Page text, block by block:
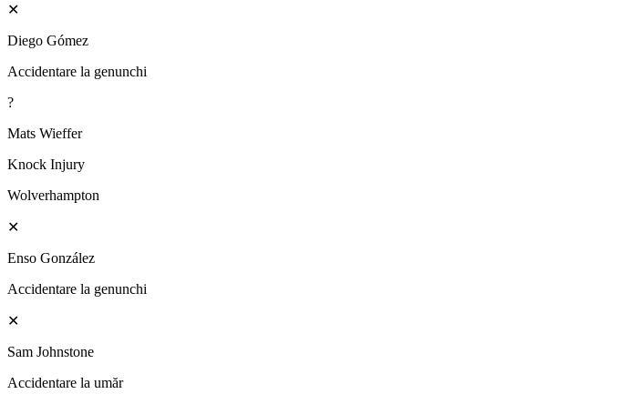
✕
Diego Gómez
Accidentare la genunchi
?
Mats Wieffer
Knock Injury
Wolverhampton
✕
Enso González
Accidentare la genunchi
✕
Sam Johnstone
Accidentare la umăr